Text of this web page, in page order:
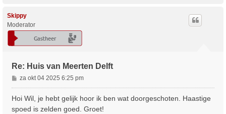
Skippy
Moderator
Re: Huis van Meerten Delft
B
e
r
za okt 04 2025 6:25 pm
Hoi Wil, je hebt gelijk hoor ik ben wat doorgeschoten. Haastige
spoed is zelden goed. Groet!